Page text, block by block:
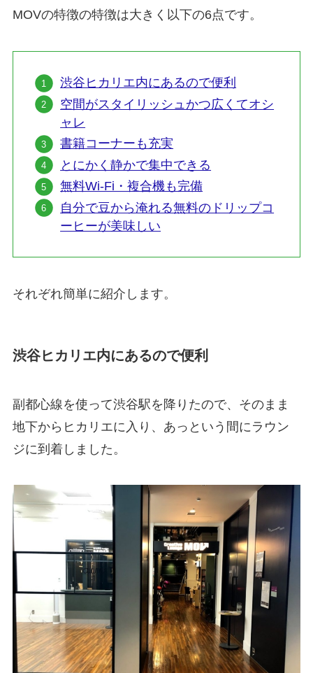
MOVの特徴の特徴は大きく以下の6点です。
渋谷ヒカリエ内にあるので便利
空間がスタイリッシュかつ広くてオシ
ャレ
書籍コーナーも充実
と にかく静かで集中できる
無料Wi-Fi・複合機も完備
自分で豆から淹れる無料のドリップコ
ーヒーが美味しい
それぞれ簡単に紹介します。
渋谷ヒカリエ内にあるので便利
副都心線を使って渋谷駅を降りたので、そのまま
地下からヒカリエに入り、あっという間にラウン
ジに到着しました。